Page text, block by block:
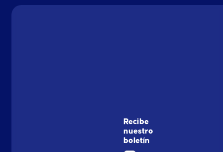
Recibe
nuestro
boletín